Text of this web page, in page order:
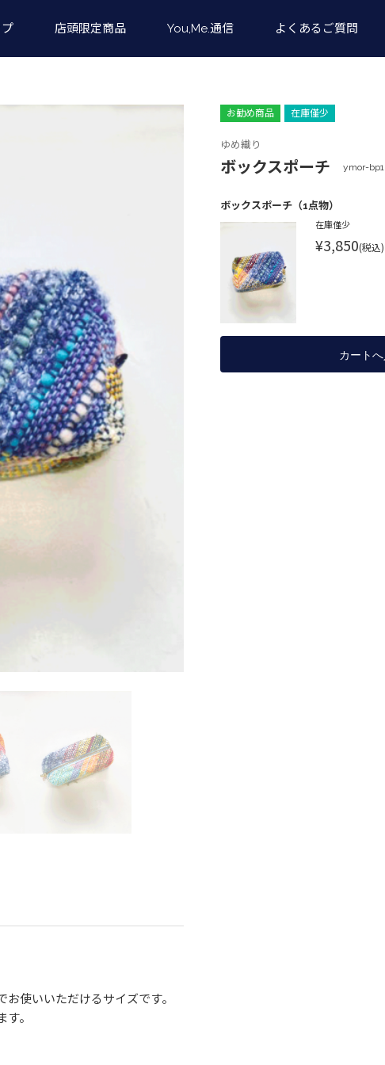
店頭限定商品 You,Me.通信 よくあるご質問
お勧め商品 在庫僅少
ゆめ織り
ボックスポーチ ymor-bp1
ボックスポーチ（1点物）
在庫僅少
¥3,850(税込)
使いいただけるサイズです。
。